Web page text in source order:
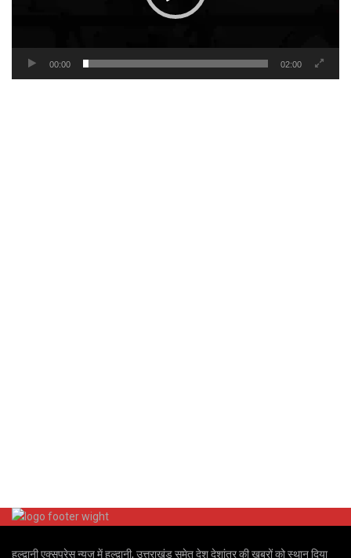
00:00 02:00
हल्द्वानी एक्सप्रेस न्यूज़ में हल्द्वानी, उत्तराखंड समेत देश देशांतर की खबरों को स्थान दिया